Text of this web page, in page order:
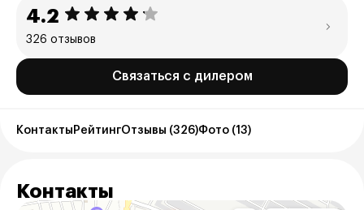
4.2
326 отзывов
Связаться с дилером
Контакты РейтингОтзывы (326)Фото (13)
Контакты